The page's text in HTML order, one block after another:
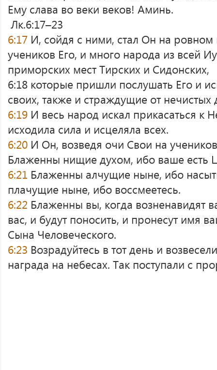
Ему слава во веки веков! Аминь.
Лк.6:17–23
6:17 И, сойдя с ними, стал Он на ровном
учеников Его, и много народа из всей
приморских мест Тирских и Сидонских,
6:18 которые пришли послушать Его и
своих, также и страждущие от нечистых
6:19 И весь народ искал прикасаться к
исходила сила и исцеляла всех.
6:20 И Он, возведя очи Свои на
Блаженны нищие духом, ибо ваше есть
6:21 Блаженны алчущие ныне, ибо
плачущие ныне, ибо воссмеетесь.
6:22 Блаженны вы, когда возненавидят
вас, и будут поносить, и пронесут имя
Сына Человеческого.
6:23 Возрадуйтесь в тот день и
награда на небесах. Так поступали с